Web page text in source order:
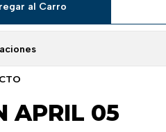
al Carro
APRIL 05